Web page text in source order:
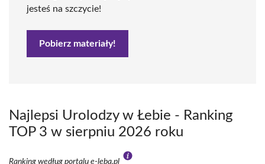
jesteś na szczycie!
Pobierz materiały!
Najlepsi Urolodzy w Łebie - Ranking
TOP 3 w sierpniu 2026 roku
Ranking według portalu e-leba.pl